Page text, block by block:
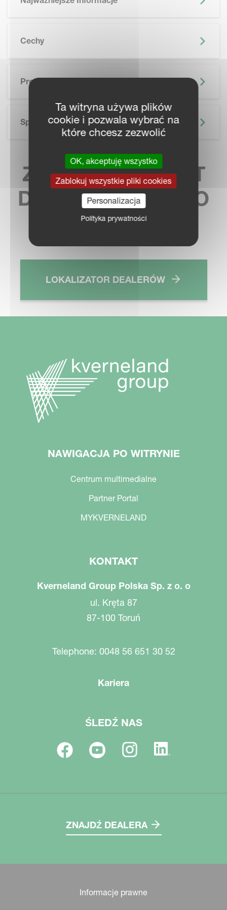
Cechy
Prospekt
Specyfikacja Techniczna
ZNAJDŹ KONTAKT
DO NAJBLIŻSZEGO
SPRZEDAWCY
LOKALIZATOR DEALERÓW
NAWIGACJA PO WITRYNIE
Centrum multimedialne
Partner Portal
MYKVERNELAND
KONTAKT
Kverneland Group Polska Sp. z o. o
ul. Kręta 87
87-100 Toruń
Telephone: 0048 56 651 30 52
Kariera
ŚLEDŹ NAS
ZNAJDŹ DEALERA
Informacje prawne
Ta witryna używa plików
cookie i pozwala wybrać na
które chcesz zezwolić
OK, akceptuję wszystko
Zablokuj wszystkie pliki cookies
Personalizacja
Polityka prywatności